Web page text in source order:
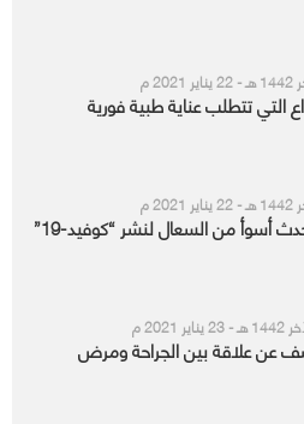
التي تتطلب عناية طبية فورية
أسوأ من السعال لنشر “كوفيد-19”
عن علاقة بين الجراحة ومرض